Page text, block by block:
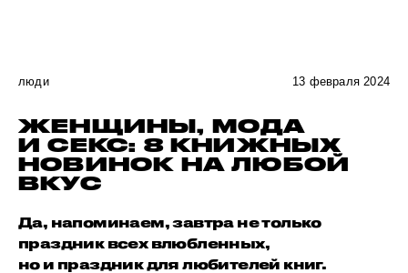
люди 13 февраля 2024
ЖЕНЩИНЫ, МОДА
И СЕКС: 8 КНИЖНЫХ
НОВИНОК НА ЛЮБОЙ
ВКУС
Да, напоминаем, завтра не только
праздник всех влюбленных,
но и праздник для любителей книг.